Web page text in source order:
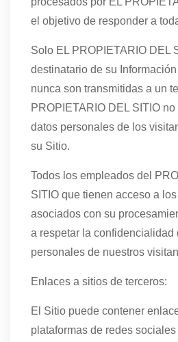
el objetivo de responder a
Solo EL PROPIETARIO DEL
destinatario de su
nunca son transmitidas a un
PROPIETARIO DEL SITIO
datos personales de los
su Sitio.
Todos los empleados del
SITIO que tienen acceso a
asociados con su
a respetar la confidencialidad
personales de nuestros
Enlaces a sitios de terceros:
El Sitio puede contener
plataformas de redes